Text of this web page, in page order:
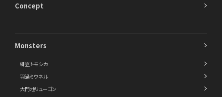
Concept
Monsters
緋笠トモシカ
羽渦ミウネル
大門地リューゴン